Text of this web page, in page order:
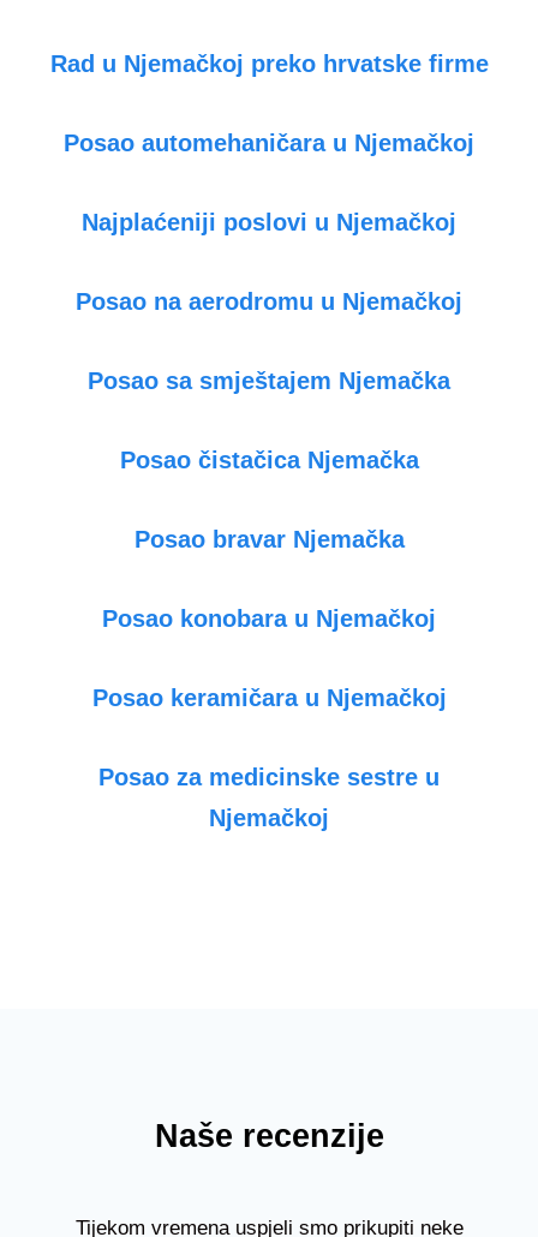
Rad u Njemačkoj preko hrvatske firme
Posao automehaničara u Njemačkoj
Najplaćeniji poslovi u Njemačkoj
Posao na aerodromu u Njemačkoj
Posao sa smještajem Njemačka
Posao čistačica Njemačka
Posao bravar Njemačka
Posao konobara u Njemačkoj
Posao keramičara u Njemačkoj
Posao za medicinske sestre u
Njemačkoj
Naše recenzije
Tijekom vremena uspjeli smo prikupiti neke